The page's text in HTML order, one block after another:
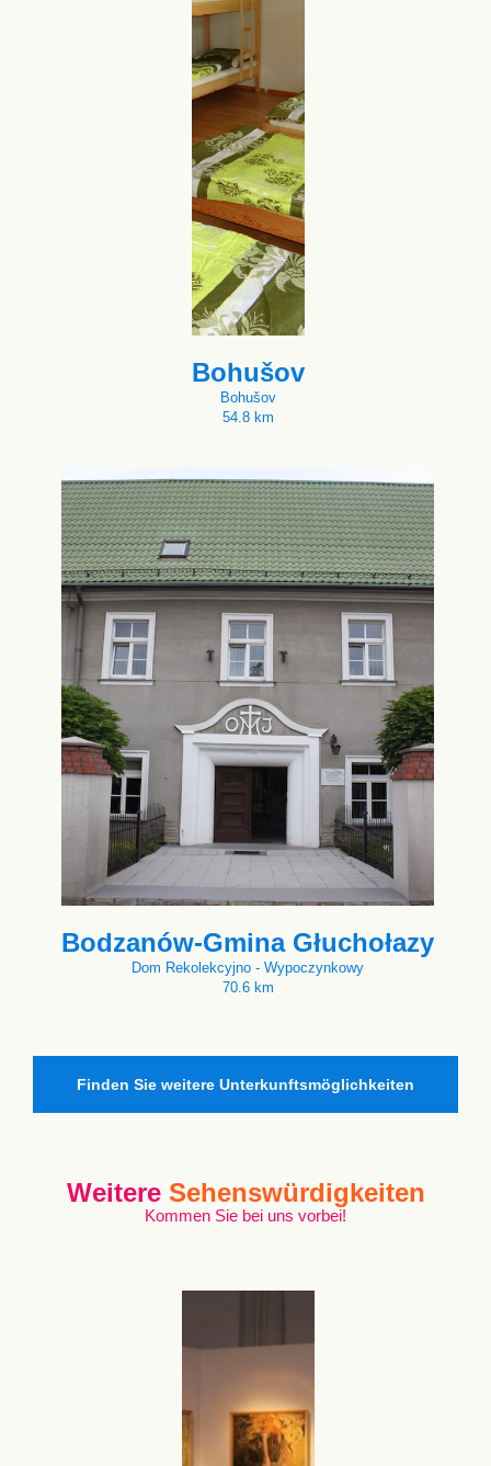
Bohušov
Bohušov
54.8 km
Bodzanów-Gmina Głuchołazy
Dom Rekolekcyjno - Wypoczynkowy
70.6 km
Finden Sie weitere Unterkunftsmöglichkeiten
Weitere Sehenswürdigkeiten
Kommen Sie bei uns vorbei!